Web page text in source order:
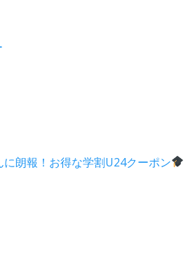
朗報！お得な学割U24クーポン